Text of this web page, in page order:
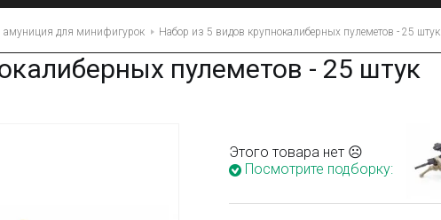
амуниция для минифигурок Набор из 5 видов крупнокалиберных пулеметов - 25 штук
пулеметов - 25 штук
Этого товара нет ☹
Посмотрите подборку: